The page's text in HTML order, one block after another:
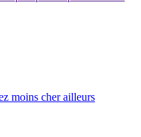
moins cher ailleurs